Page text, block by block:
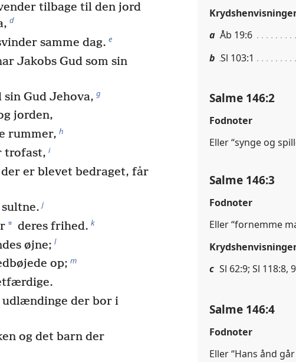
tilbage til den jord
d
samme dag. e
Jakobs Gud som sin
Gud Jehova, g
jorden,
rummer, h
trofast, i
er blevet bedraget, får
j
* deres frihed. k
øjne; l
op; m
der bor i
og det barn der
a Åb 19:6
b Sl 103:1
Salme 146:2
Fodnoter
Eller “synge og
Salme 146:3
Fodnoter
Eller “fornemme
c Sl 62:9; Sl 118:8,
Salme 146:4
Fodnoter
Eller “Hans ånd